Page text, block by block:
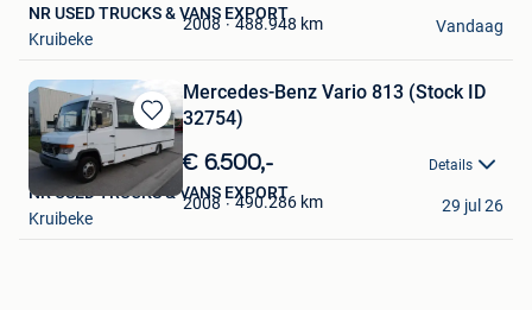
Favorieten2008 488.948 km
NR USED TRUCKS & VANS EXPORT
Kruibeke
Vandaag
Bewaren
in
Mijn
Favorieten
Mercedes-Benz Vario 813 (Stock ID
32754)
€ 6.500,- Details
2008 490.286 km
NR USED TRUCKS & VANS EXPORT
Kruibeke
29 jul 26